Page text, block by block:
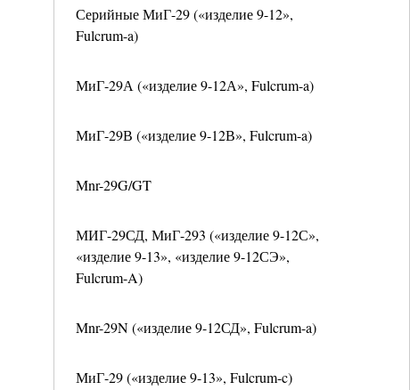
Серийные МиГ-29 («изделие 9-12»,
Fulcrum-a)
МиГ-29А («изделие 9-12А», Fulcrum-a)
МиГ-29В («изделие 9-12В», Fulcrum-a)
Mnr-29G/GT
МИГ-29СД, МиГ-293 («изделие 9-12С»,
«изделие 9-13», «изделие 9-12СЭ»,
Fulcrum-A)
Mnr-29N («изделие 9-12СД», Fulcrum-a)
МиГ-29 («изделие 9-13», Fulcrum-c)